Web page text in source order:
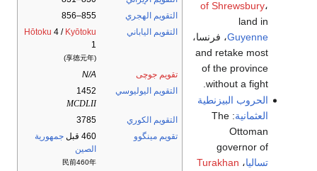
التقويم الهجري
855–856
التقويم الياباني
Hōtoku 4 / Kyōtoku
1
(享徳元年)
تقويم جوچى
N/A
التقويم اليوليوسي
1452
MCDLII
التقويم الكوري
3785
تقويم مينگوو
460 قبل
جمهورية
الصين
民前460年
of Shrewsbury،
land in
Guyenne، فرنسا،
and retake most
of the province
without a fight.
الحروب البيزنطية
العثمانية : The
Ottoman
governor of
تساليا، Turakhan